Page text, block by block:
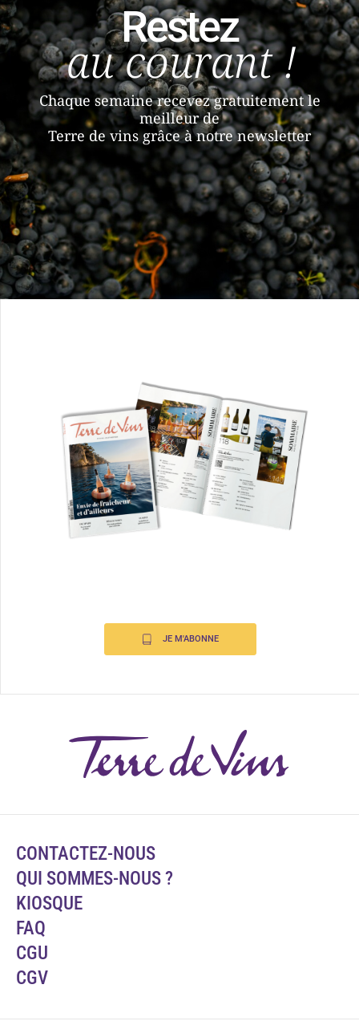
Restez
au courant !
Chaque semaine recevez gratuitement le
meilleur de
Terre de vins grâce à notre newsletter
JE M'ABONNE
CONTACTEZ-NOUS
QUI SOMMES-NOUS ?
KIOSQUE
FAQ
CGU
CGV